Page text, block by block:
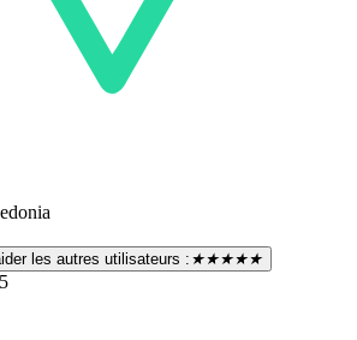
les autres utilisateurs : ★★★★★